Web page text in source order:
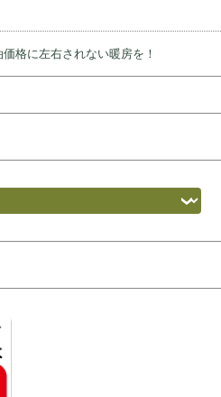
格に左右されない暖房を！